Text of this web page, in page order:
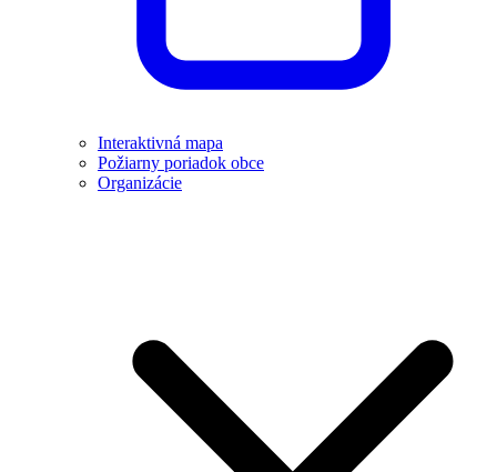
Interaktivná mapa
Požiarny poriadok obce
Organizácie